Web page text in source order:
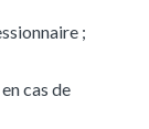
;
cas de